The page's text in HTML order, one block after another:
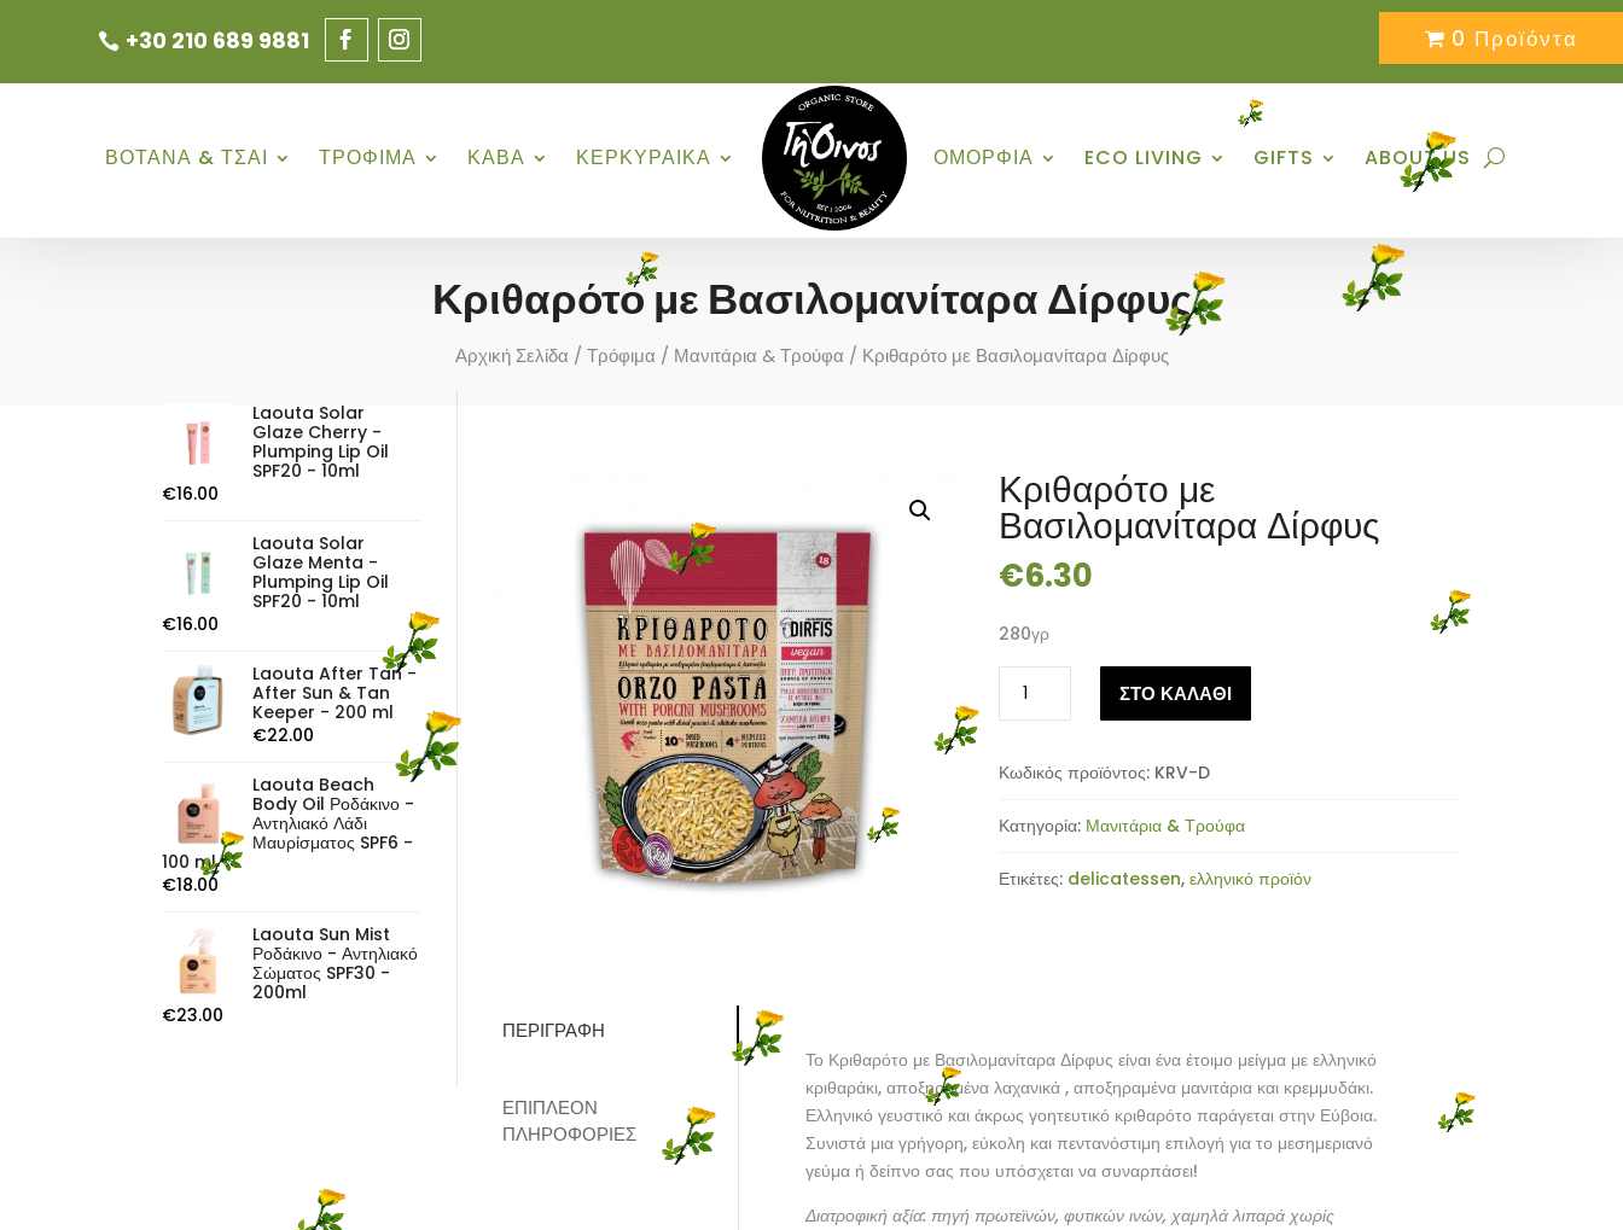
+30 210 689 9881 0 Προϊόντα
ΒΟΤΑΝΑ & ΤΣΑΙ ΤΡΟΦΙΜΑ ΚΑΒΑ ΚΕΡΚΥΡΑΙΚΑ ΟΜΟΡΦΙΑ ECO LIVING GIFTS ABOUT US
Κριθαρότο με Βασιλομανίταρα Δίρφυς
Αρχική Σελίδα / Τρόφιμα / Μανιτάρια & Τρούφα / Κριθαρότο με Βασιλομανίταρα Δίρφυς
Laouta Solar
Glaze Cherry -
Plumping Lip Oil
SPF20 - 10ml
€16.00
Laouta Solar
Glaze Menta -
Plumping Lip Oil
SPF20 - 10ml
€16.00
Laouta After Tan -
After Sun & Tan
Keeper - 200 ml
€22.00
Laouta Beach
Body Oil Ροδάκινο -
Αντηλιακό Λάδι
Μαυρίσματος SPF6 -
100 ml
€18.00
Laouta Sun Mist
Ροδάκινο - Αντηλιακό
Σώματος SPF30 -
200ml
€23.00
Κριθαρότο με
Βασιλομανίταρα Δίρφυς
€6.30
280γρ
Δίρφυς
ΣΤΟ ΚΑΛΑΘΙ
Κωδικός προϊόντος: KRV-D
Κατηγορία: Μανιτάρια & Τρούφα
Ετικέτες: delicatessen, ελληνικό προϊόν
ΠΕΡΙΓΡΑΦΉ
ΕΠΙΠΛΈΟΝ
ΠΛΗΡΟΦΟΡΊΕΣ
Το Κριθαρότο με Βασιλομανίταρα Δίρφυς είναι ένα έτοιμο μείγμα με ελληνικό
κριθαράκι, αποξηραμένα λαχανικά , αποξηραμένα μανιτάρια και κρεμμυδάκι.
Ελληνικό γευστικό και άκρως γοητευτικό κριθαρότο παράγεται στην Εύβοια.
Συνιστά μια γρήγορη, εύκολη και πεντανόστιμη επιλογή για το μεσημεριανό
γεύμα ή δείπνο σας που υπόσχεται να συναρπάσει!
Διατροφική αξία: πηγή πρωτεϊνών, φυτικών ινών, χαμηλά λιπαρά χωρίς